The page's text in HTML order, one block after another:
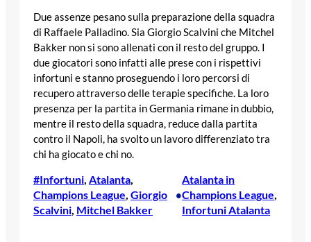
Due assenze pesano sulla preparazione della squadra
di Raffaele Palladino. Sia Giorgio Scalvini che Mitchel
Bakker non si sono allenati con il resto del gruppo. I
due giocatori sono infatti alle prese con i rispettivi
infortuni e stanno proseguendo i loro percorsi di
recupero attraverso delle terapie specifiche. La loro
presenza per la partita in Germania rimane in dubbio,
mentre il resto della squadra, reduce dalla partita
contro il Napoli, ha svolto un lavoro differenziato tra
chi ha giocato e chi no.
#Infortuni, Atalanta
Champions League, Giorgio
Scalvini, Mitchel Bakker
•
Atalanta in
Champions League
Infortuni Atalanta